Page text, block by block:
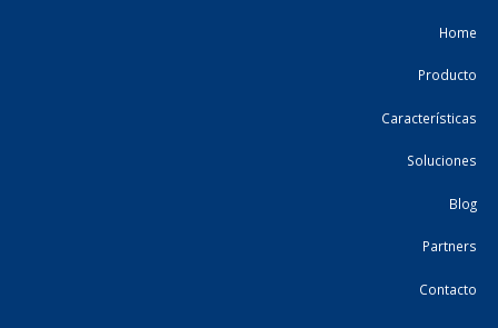
Home
Producto
Características
Soluciones
Blog
Partners
Contacto